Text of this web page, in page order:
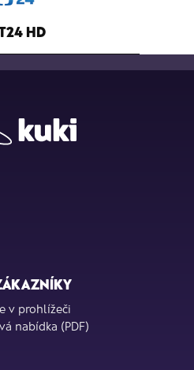
HD
v prohlížeči
nabídka (PDF)